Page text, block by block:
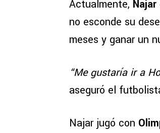
Actualmente, Najar
no esconde su
meses y ganar un
“Me gustaría ir a
aseguró el
Najar jugó con